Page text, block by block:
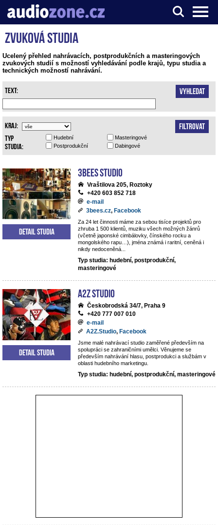
Server o digitálním zpracování zvuku
Zvuková studia
Ucelený přehled nahrávacích, postprodukčních a masteringových
zvukových studií s možností vyhledávání podle krajů, typu studia a
technických možností nahrávání.
Vyhledat
Text:
Filtrovat
Kraj:
Masteringové
Dabingové
Hudební
Postprodukční
Typ
studia:
3bees studio
Vraštilova 205, Roztoky
+420 603 852 718
e-mail
3bees.cz, Facebook
Za 24 let činnosti máme za sebou tisíce projektů pro
zhruba 1 500 klientů, muziku všech možných žánrů
(včetně japonské cimbálovky, čínského rocku a
mongolského rapu…), jména známá i raritní, ceněná i
nikdy nedoceněná...
Typ studia: hudební, postprodukční,
masteringové
Detail studia
A2Z Studio
Českobrodská 34/7, Praha 9
+420 777 007 010
e-mail
A2Z.Studio, Facebook
Jsme malé nahrávací studio zaměřené především na
spolupráci se zahraničními umělci. Věnujeme se
především nahrávání hlasu, postprodukci a službám v
oblasti hudebního marketingu.
Typ studia: hudební, postprodukční, masteringové
Detail studia